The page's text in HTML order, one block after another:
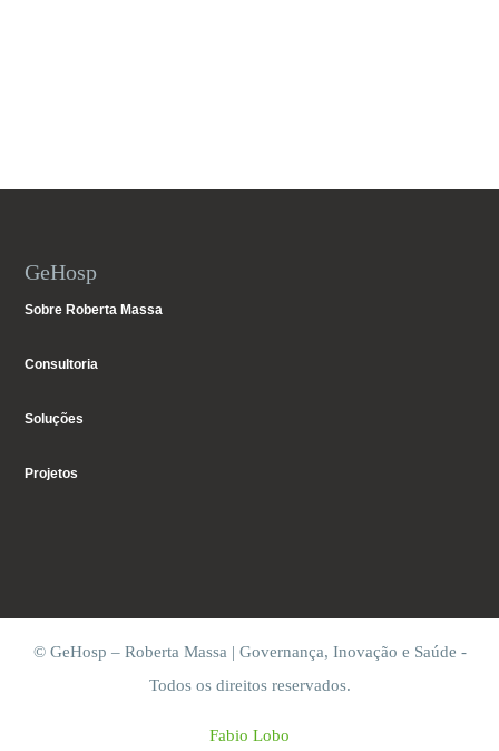
GeHosp
Sobre Roberta Massa
Consultoria
Soluções
Projetos
© GeHosp – Roberta Massa | Governança, Inovação e Saúde -
Todos os direitos reservados.
Fabio Lobo